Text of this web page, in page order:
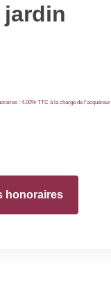
jardin
: 4.00% TTC à la charge de l'acquéreur
honoraires